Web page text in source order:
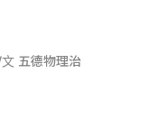
文 五德物理治